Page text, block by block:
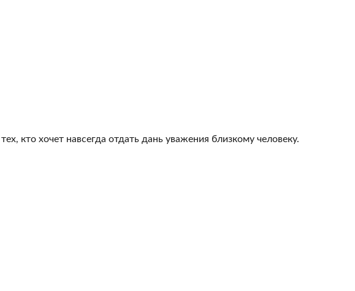
кто хочет навсегда отдать дань уважения близкому человеку.